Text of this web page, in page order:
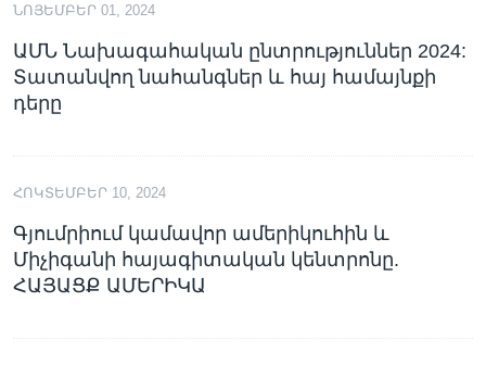
ՆՈՅԵՄԲԵՐ 01, 2024
ԱՄՆ Նախագահական ընտրություններ 2024:
Տատանվող նահանգներ և հայ համայնքի
դերը
ՀՈԿՏԵՄԲԵՐ 10, 2024
Գյումրիում կամավոր ամերիկուհին և
Միչիգանի հայագիտական կենտրոնը.
ՀԱՅԱՑՔ ԱՄԵՐԻԿԱ